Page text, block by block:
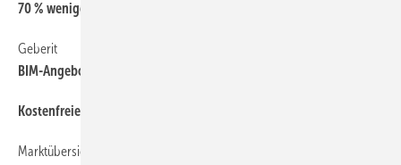
70 % weniger THG bis 2030
Geberit
BIM-Angebot als Revit-Plug-in
Kostenfreie Wetterdaten
Marktübersicht